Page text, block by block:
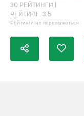
30 РЕЙТИНГИ |
РЕЙТИНГ: 3.5
Рейтинги не перевіряються